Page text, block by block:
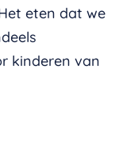
eten dat we
kinderen van